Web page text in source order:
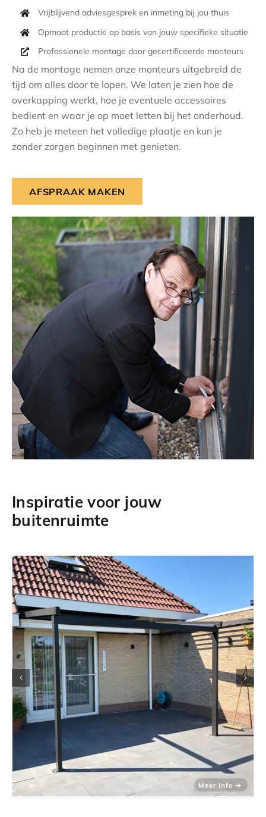
Vrijblijvend adviesgesprek en inmeting bij jou thuis
Opmaat productie op basis van jouw specifieke situatie
Professionele montage door gecertificeerde monteurs
Na de montage nemen onze monteurs uitgebreid de
tijd om alles door te lopen. We laten je zien hoe de
overkapping werkt, hoe je eventuele accessoires
bedient en waar je op moet letten bij het onderhoud.
Zo heb je meteen het volledige plaatje en kun je
zonder zorgen beginnen met genieten.
AFSPRAAK MAKEN
Inspiratie voor jouw
buitenruimte